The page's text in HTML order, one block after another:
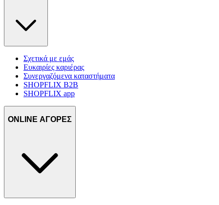
Σχετικά με εμάς
Ευκαιρίες καριέρας
Συνεργαζόμενα καταστήματα
SHOPFLIX B2B
SHOPFLIX app
ONLINE ΑΓΟΡΕΣ